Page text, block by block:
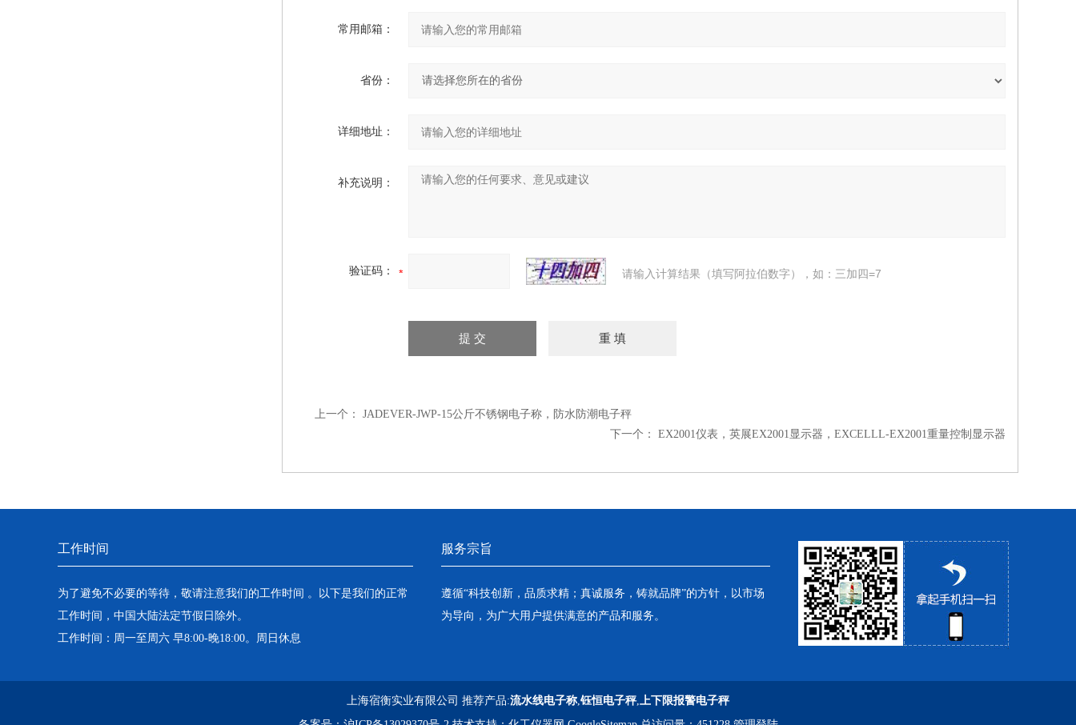
常用邮箱：
省份：
详细地址：
补充说明：
验证码： 请输入计算结果（填写阿拉伯数字），如：三加四=7
上一个：
JADEVER-JWP-15公斤不锈钢电子称，防水防潮电子秤
下一个：
EX2001仪表，英展EX2001显示器，EXCELLL-EX2001重量控制显示器
工作时间
为了避免不必要的等待，敬请注意我们的工作时间 。以下是我们的正常
工作时间，中国大陆法定节假日除外。
工作时间：周一至周六 早8:00-晚18:00。周日休息
服务宗旨
遵循“科技创新，品质求精；真诚服务，铸就品牌”的方针，以市场
为导向，为广大用户提供满意的产品和服务。
上海宿衡实业有限公司 推荐产品:流水线电子称,钰恒电子秤,上下限报警电子秤